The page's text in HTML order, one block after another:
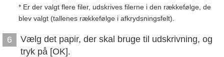
* Er der valgt flere filer, udskrives filerne i den rækkefølge, de
blev valgt (tallenes rækkefølge i afkrydsningsfelt).
6
Vælg det papir, der skal bruge til udskrivning, og
tryk på [OK].